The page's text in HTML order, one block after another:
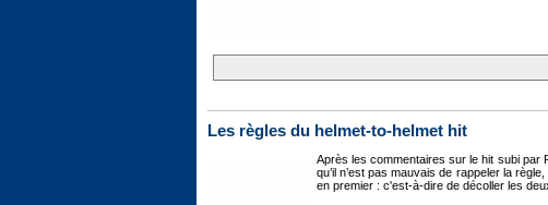
Les règles du helmet-to-helmet hit
Après les commentaires sur le hit subi par
qu’il n’est pas mauvais de rappeler la
en premier : c'est-à-dire de décoller les